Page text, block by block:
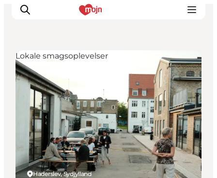
Oplevelser
Byer & Steder
Det sker
Overnatning
Planlæg din ferie
Booking
Haderslev, Sydjylland
Lokale smagsoplevelser